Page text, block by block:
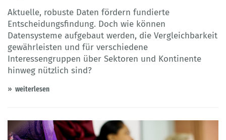
Aktuelle, robuste Daten fördern fundierte
Entscheidungsfindung. Doch wie können
Datensysteme aufgebaut werden, die Vergleichbarkeit
gewährleisten und für verschiedene
Interessengruppen über Sektoren und Kontinente
hinweg nützlich sind?
weiterlesen